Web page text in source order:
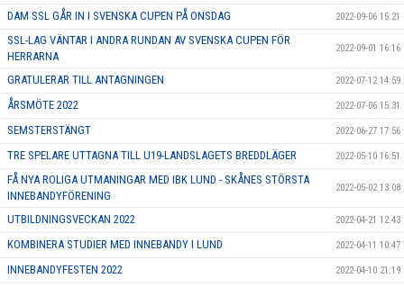
DAM SSL GÅR IN I SVENSKA CUPEN PÅ ONSDAG 2022-09-06 15:21
SSL-LAG VÄNTAR I ANDRA RUNDAN AV SVENSKA CUPEN FÖR
HERRARNA
2022-09-01 16:16
GRATULERAR TILL ANTAGNINGEN 2022-07-12 14:59
ÅRSMÖTE 2022 2022-07-06 15:31
SEMSTERSTÄNGT 2022-06-27 17:56
TRE SPELARE UTTAGNA TILL U19-LANDSLAGETS BREDDLÄGER 2022-05-10 16:51
FÅ NYA ROLIGA UTMANINGAR MED IBK LUND - SKÅNES STÖRSTA
INNEBANDYFÖRENING
2022-05-02 13:08
UTBILDNINGSVECKAN 2022 2022-04-21 12:43
KOMBINERA STUDIER MED INNEBANDY I LUND 2022-04-11 10:47
INNEBANDYFESTEN 2022 2022-04-10 21:19